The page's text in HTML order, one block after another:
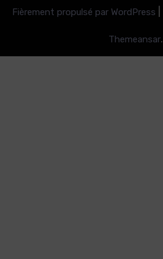
Fièrement propulsé par WordPress
Themeansar.